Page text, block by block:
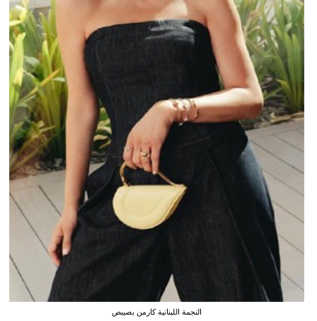
النجمة اللبنانية كارمن بصيبص